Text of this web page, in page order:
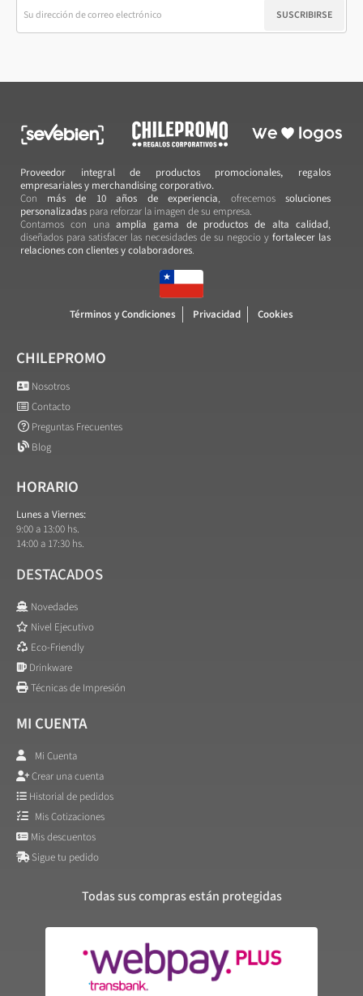
SUSCRIBIRSE
Proveedor integral de productos promocionales, regalos
empresariales y merchandising corporativo.
Con más de 10 años de experiencia, ofrecemos soluciones
personalizadas para reforzar la imagen de su empresa.
Contamos con una amplia gama de productos de alta calidad,
diseñados para satisfacer las necesidades de su negocio y fortalecer las
relaciones con clientes y colaboradores.
Términos y Condiciones Privacidad Cookies
CHILEPROMO
Nosotros
Contacto
Preguntas Frecuentes
Blog
HORARIO
Lunes a Viernes:
9:00 a 13:00 hs.
14:00 a 17:30 hs.
DESTACADOS
Novedades
Nivel Ejecutivo
Eco-Friendly
Drinkware
Técnicas de Impresión
MI CUENTA
Mi Cuenta
Crear una cuenta
Historial de pedidos
Mis Cotizaciones
Mis descuentos
Sigue tu pedido
Todas sus compras están protegidas